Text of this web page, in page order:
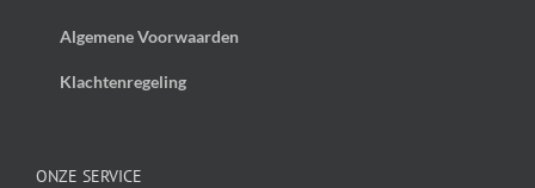
Algemene Voorwaarden
Klachtenregeling
ONZE SERVICE